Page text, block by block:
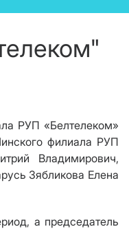
РУП «Белтелеком»
филиала РУП
Владимирович,
Зябликова Елена
а председатель